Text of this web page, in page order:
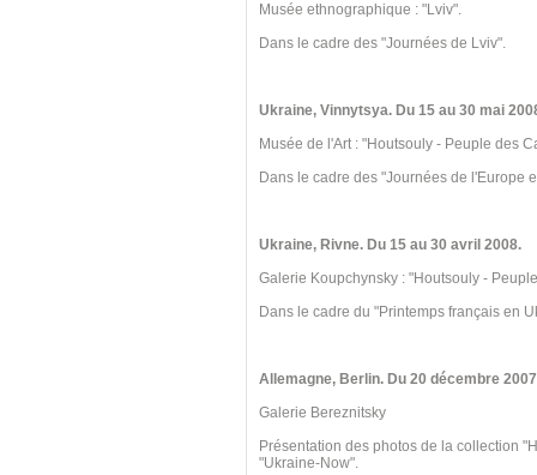
Musée ethnographique : "Lviv".
Dans le cadre des "Journées de Lviv".
Ukraine, Vinnytsya. Du 15 au 30 mai
Musée de l'Art : "Houtsouly - Peuple des
Dans le cadre des "Journées de l'Europe
Ukraine, Rivne. Du 15 au 30 avril 2008.
Galerie Koupchynsky : "Houtsouly -
Dans le cadre du "Printemps français en
Allemagne, Berlin. Du 20 décembre
Galerie Bereznitsky
Présentation des photos de la collection
"Ukraine-Now".